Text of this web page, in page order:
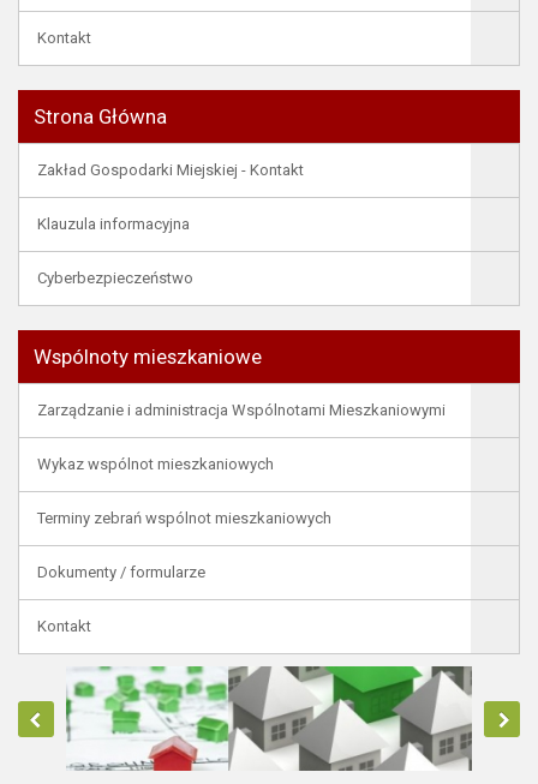
Kontakt
Strona Główna
Zakład Gospodarki Miejskiej - Kontakt
Klauzula informacyjna
Cyberbezpieczeństwo
Wspólnoty mieszkaniowe
Zarządzanie i administracja Wspólnotami Mieszkaniowymi
Wykaz wspólnot mieszkaniowych
Terminy zebrań wspólnot mieszkaniowych
Dokumenty / formularze
Kontakt